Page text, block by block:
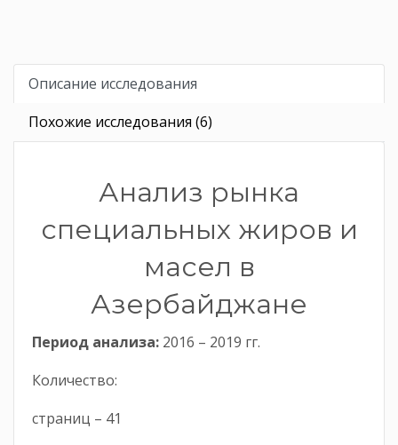
Описание исследования
Похожие исследования (6)
Анализ рынка
специальных жиров и
масел в
Азербайджане
Период анализа: 2016 – 2019 гг.
Количество:
страниц – 41